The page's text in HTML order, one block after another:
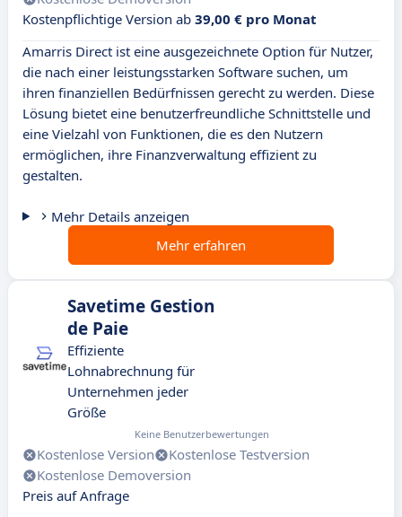
Kostenpflichtige Version ab 39,00 € pro Monat
Amarris Direct ist eine ausgezeichnete Option für Nutzer,
die nach einer leistungsstarken Software suchen, um
ihren finanziellen Bedürfnissen gerecht zu werden. Diese
Lösung bietet eine benutzerfreundliche Schnittstelle und
eine Vielzahl von Funktionen, die es den Nutzern
ermöglichen, ihre Finanzverwaltung effizient zu
gestalten.
Mehr Details anzeigen
Mehr erfahren
Savetime Gestion
de Paie
Effiziente
Lohnabrechnung für
Unternehmen jeder
Größe
Keine Benutzerbewertungen
Kostenlose Version
Kostenlose Testversion
Kostenlose Demoversion
Preis auf Anfrage